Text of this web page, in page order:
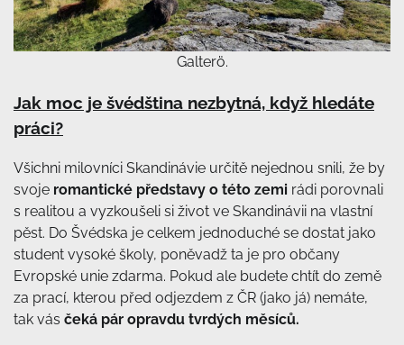
Galterö.
Jak moc je švédština nezbytná, když hledáte
práci?
Všichni milovníci Skandinávie určitě nejednou snili, že by
svoje romantické představy o této zemi rádi porovnali
s realitou a vyzkoušeli si život ve Skandinávii na vlastní
pěst. Do Švédska je celkem jednoduché se dostat jako
student vysoké školy, poněvadž ta je pro občany
Evropské unie zdarma. Pokud ale budete chtít do země
za prací, kterou před odjezdem z ČR (jako já) nemáte,
tak vás čeká pár opravdu tvrdých měsíců.